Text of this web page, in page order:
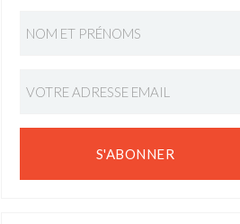
S'ABONNER